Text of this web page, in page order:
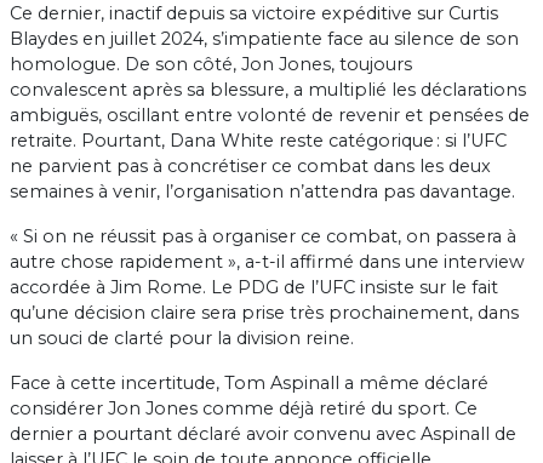
Ce dernier, inactif depuis sa victoire expéditive sur Curtis
Blaydes en juillet 2024, s’impatiente face au silence de son
homologue. De son côté, Jon Jones, toujours
convalescent après sa blessure, a multiplié les déclarations
ambiguës, oscillant entre volonté de revenir et pensées de
retraite. Pourtant, Dana White reste catégorique : si l’UFC
ne parvient pas à concrétiser ce combat dans les deux
semaines à venir, l’organisation n’attendra pas davantage.
« Si on ne réussit pas à organiser ce combat, on passera à
autre chose rapidement », a-t-il affirmé dans une interview
accordée à Jim Rome. Le PDG de l’UFC insiste sur le fait
qu’une décision claire sera prise très prochainement, dans
un souci de clarté pour la division reine.
Face à cette incertitude, Tom Aspinall a même déclaré
considérer Jon Jones comme déjà retiré du sport. Ce
dernier a pourtant déclaré avoir convenu avec Aspinall de